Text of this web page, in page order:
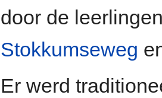
door de
Stokkumseweg
Er werd